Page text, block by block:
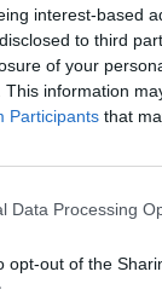
interest-based
to third
of your
This information
Participants that
Data Processing
opt-out of the
keto
preparate
Ilcocco
mentre l’
eritritoloper